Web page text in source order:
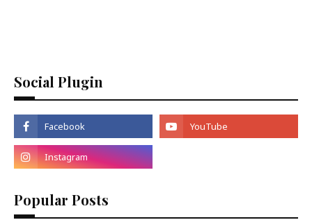
Social Plugin
Popular Posts